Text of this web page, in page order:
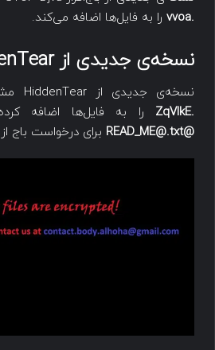
.vvoa
را به فایل‌ها اضافه می‌کند.
نسخه‌ی جدیدی از
نسخه‌ی جدیدی از HiddenTear مشاهده شده که پسوند
.ZqVIkE
را به فایل‌ها اضافه
@READ_ME@.txt
برای درخواست باج